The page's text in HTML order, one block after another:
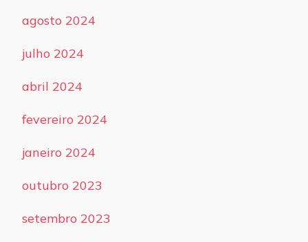
agosto 2024
julho 2024
abril 2024
fevereiro 2024
janeiro 2024
outubro 2023
setembro 2023